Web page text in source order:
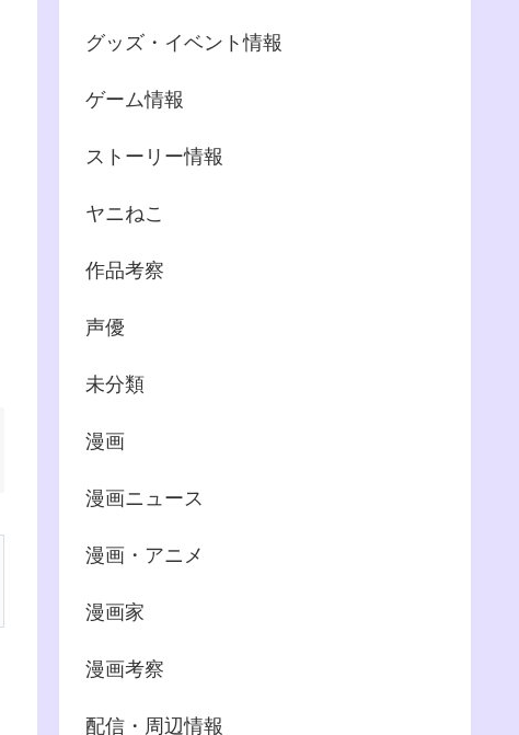
グッズ・イベント情報
ゲーム情報
ストーリー情報
ヤニねこ
作品考察
声優
未分類
漫画
漫画ニュース
漫画・アニメ
漫画家
漫画考察
配信・周辺情報